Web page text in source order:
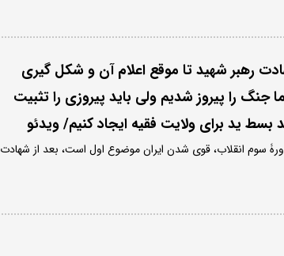
رهبر شهید تا موقع اعلام آن و شکل گیری
را پیروز شدیم ولی باید پیروزی را تثبیت
بسط ید برای ولایت فقیه ایجاد کنیم/ ویدئو
سوم انقلاب، قوی شدن ایران موضوع اول است، بعد از شهادت